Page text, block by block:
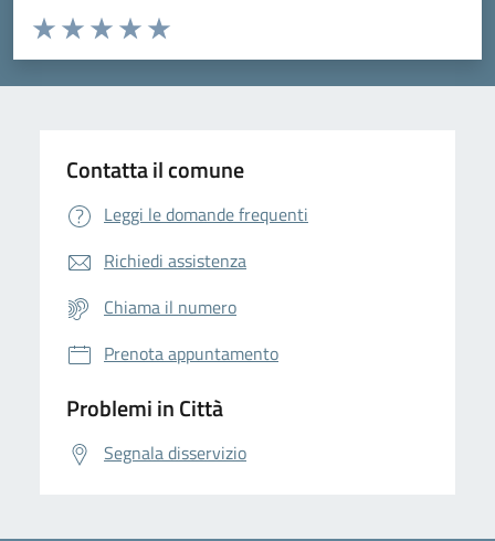
Domanda
Valuta da 1 a 5 stelle la pagina
Valuta 5 stelle su 5
Valuta 4 stelle su 5
Valuta 3 stelle su 5
Valuta 2 stelle su 5
Valuta 1 stelle su 5
Contatta il comune
Leggi le domande frequenti
Richiedi assistenza
Chiama il numero
Prenota appuntamento
Problemi in Città
Segnala disservizio